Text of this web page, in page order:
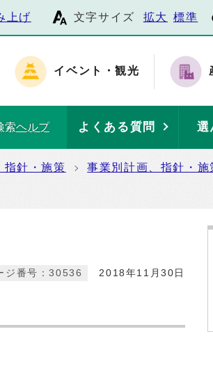
上げ 文字サイズ 拡大 標準
イベント・観光
索ヘルプ よくある質問 選
指針・施策 事業別計画、指針・施
2018年11月30日
ジ番号：30536